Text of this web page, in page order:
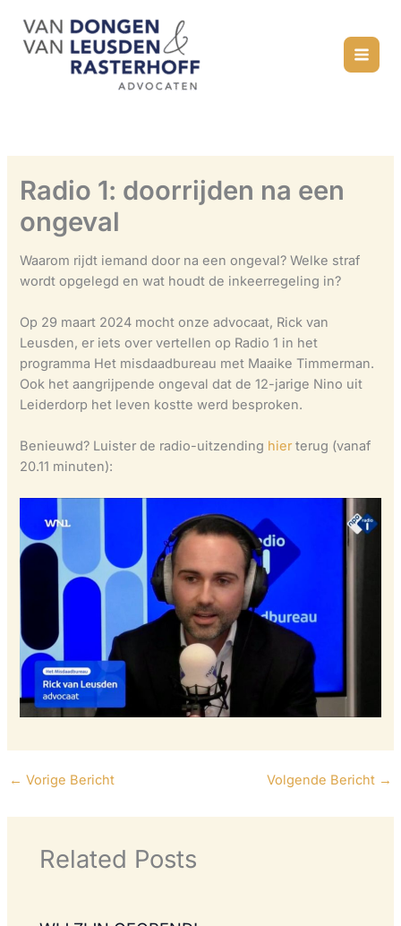
naar
Radio 1: doorrijden na een
ongeval
Waarom rijdt iemand door na een ongeval? Welke straf
wordt opgelegd en wat houdt de inkeerregeling in?
Op 29 maart 2024 mocht onze advocaat, Rick van
Leusden, er iets over vertellen op Radio 1 in het
programma Het misdaadbureau met Maaike Timmerman.
Ook het aangrijpende ongeval dat de 12-jarige Nino uit
Leiderdorp het leven kostte werd besproken.
Benieuwd? Luister de radio-uitzending hierterug (vanaf
20.11 minuten):
← Vorige Bericht Volgende Bericht →
Related Posts